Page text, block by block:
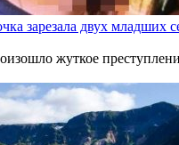
зарезала двух младших
жуткое